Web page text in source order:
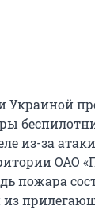
Украиной
из-за
ОАО
пожара
из